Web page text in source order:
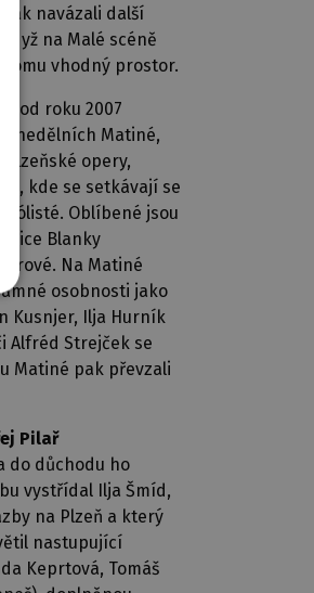
navázali další
na Malé scéně
tomu vhodný prostor.
od roku 2007
nedělních Matiné,
plzeňské opery,
kde se setkávají se
sólisté. Oblíbené jsou
Blanky
Na Matiné
osobnosti jako
Kusnjer, Ilja Hurník
Alfréd Strejček se
Matiné pak převzali
Pilař
do důchodu ho
vystřídal Ilja Šmíd,
na Plzeň a který
nastupující
Keprtová, Tomáš